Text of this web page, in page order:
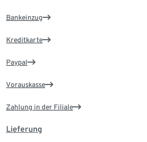
Bankeinzug
Kreditkarte
Paypal
Vorauskasse
Zahlung in der Filiale
Lieferung